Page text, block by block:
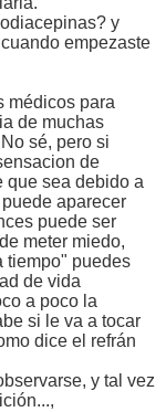
y
empezaste
médicos para
de muchas
sé, pero si
de
que sea debido a
aparecer
puede ser
meter miedo,
tiempo" puedes
de vida
a poco la
si le va a tocar
dice el refrán
y tal vez